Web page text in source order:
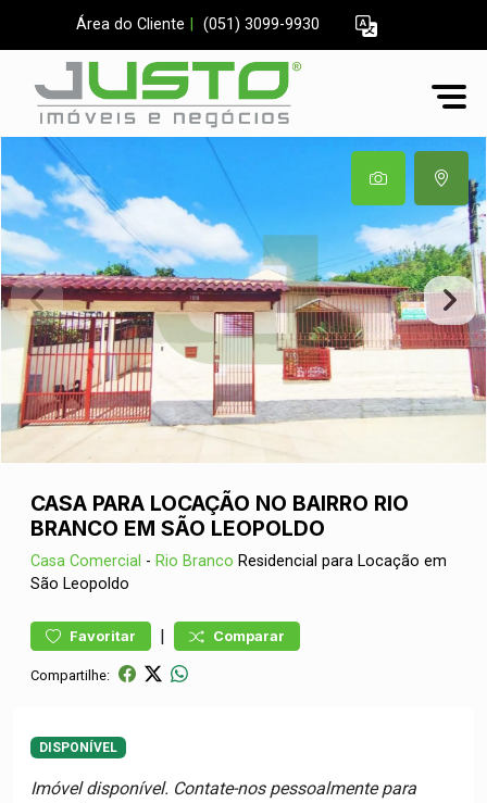
Área do Cliente (051) 3099-9930
CASA PARA LOCAÇÃO NO BAIRRO RIO
BRANCO EM SÃO LEOPOLDO
Casa Comercial - Rio Branco Residencial para Locação em
São Leopoldo
Favoritar | Comparar
Compartilhe:
DISPONÍVEL
Imóvel disponível. Contate-nos pessoalmente para